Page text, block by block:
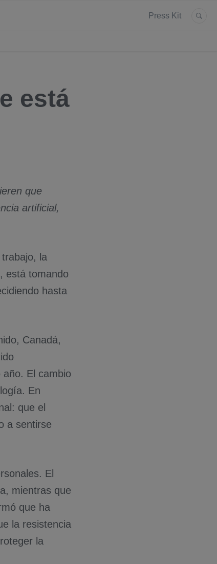
Press Kit
está
que
artificial,
la
está tomando
hasta
Canadá,
El cambio
En
que el
a sentirse
El
mientras que
que ha
la resistencia
la